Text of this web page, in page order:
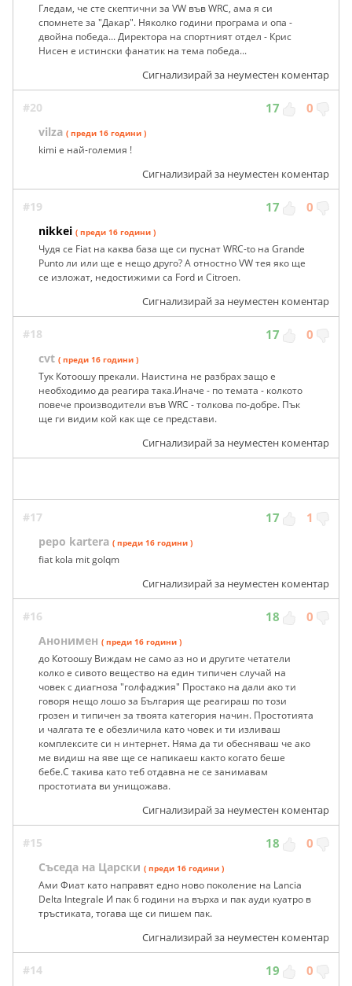
Гледам, че сте скептични за VW във WRC, ама я си
спомнете за "Дакар". Няколко години програма и опа -
двойна победа... Директора на спортният отдел - Крис
Нисен е истински фанатик на тема победа...
Сигнализирай за неуместен коментар
#20 17 0
vilza ( преди 16 години )
kimi е най-големия !
Сигнализирай за неуместен коментар
#19 17 0
nikkei ( преди 16 години )
Чудя се Fiat на каква база ще си пуснат WRC-to на Grande
Punto ли или ще е нещо друго? А отностно VW тея яко ще
се изложат, недостижими са Ford и Citroen.
Сигнализирай за неуместен коментар
#18 17 0
cvt ( преди 16 години )
Тук Котоошу прекали. Наистина не разбрах защо е
необходимо да реагира така.Иначе - по темата - колкото
повече производители във WRC - толкова по-добре. Пък
ще ги видим кой как ще се представи.
Сигнализирай за неуместен коментар
#17 17 1
pepo kartera ( преди 16 години )
fiat kola mit golqm
Сигнализирай за неуместен коментар
#16 18 0
Анонимен ( преди 16 години )
до Котоошу Виждам не само аз но и другите четатели
колко е сивото вещество на един типичен случай на
човек с диагноза "голфаджия" Простако на дали ако ти
говоря нещо лошо за България ще реагираш по този
грозен и типичен за твоята категория начин. Простотията
и чалгата те е обезличила като човек и ти изливаш
комплексите си н интернет. Няма да ти обесняваш че ако
ме видиш на яве ще се напикаеш както когато беше
бебе.С такива като теб отдавна не се занимавам
простотиата ви унищожава.
Сигнализирай за неуместен коментар
#15 18 0
Съседа на Царски ( преди 16 години )
Ами Фиат като направят едно ново поколение на Lancia
Delta Integrale И пак 6 години на върха и пак ауди куатро в
тръстиката, тогава ще си пишем пак.
Сигнализирай за неуместен коментар
#14 19 0